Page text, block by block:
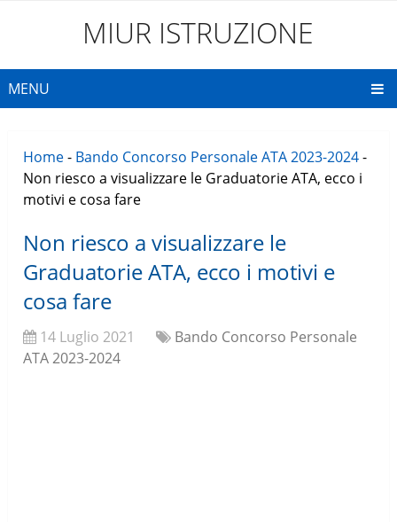
MIUR ISTRUZIONE
MENU
Home- Bando Concorso Personale ATA 2023-2024-
Non riesco a visualizzare le Graduatorie ATA, ecco i
motivi e cosa fare
Non riesco a visualizzare le
Graduatorie ATA, ecco i motivi e
cosa fare
14 Luglio 2021
Bando Concorso Personale
ATA 2023-2024